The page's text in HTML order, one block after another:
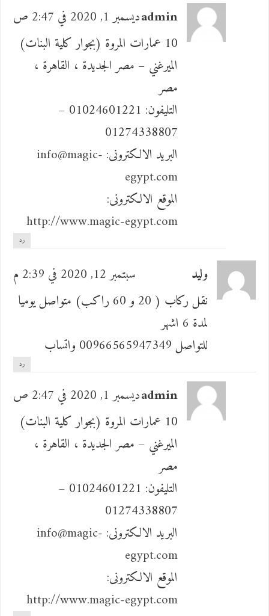
adminديسمبر 1, 2020 في 2:47 ص
10 عمارات المروة (بجوار كلية البنات)
الميرغني – مصر الجديدة ، القاهرة ،
مصر
التليفون: 01024601221 –
01274338807
البريد الالكترونى: info@magic-
egypt.com
الموقع الالكترونى:
http://www.magic-egypt.com
رد
وليد
سبتمبر 12, 2020 في 2:39 م
نقل ركاب ( 20 و 60 راكب) متواصل يوميا
لمدة 6 اشهر
للتواصل 00966565947349 واتساب
رد
adminديسمبر 1, 2020 في 2:47 ص
10 عمارات المروة (بجوار كلية البنات)
الميرغني – مصر الجديدة ، القاهرة ،
مصر
التليفون: 01024601221 –
01274338807
البريد الالكترونى: info@magic-
egypt.com
الموقع الالكترونى:
http://www.magic-egypt.com